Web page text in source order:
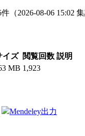
件 （2026-08-06 15:02
イズ 閲覧回数 説明
MB 1,923
Mendeley出力